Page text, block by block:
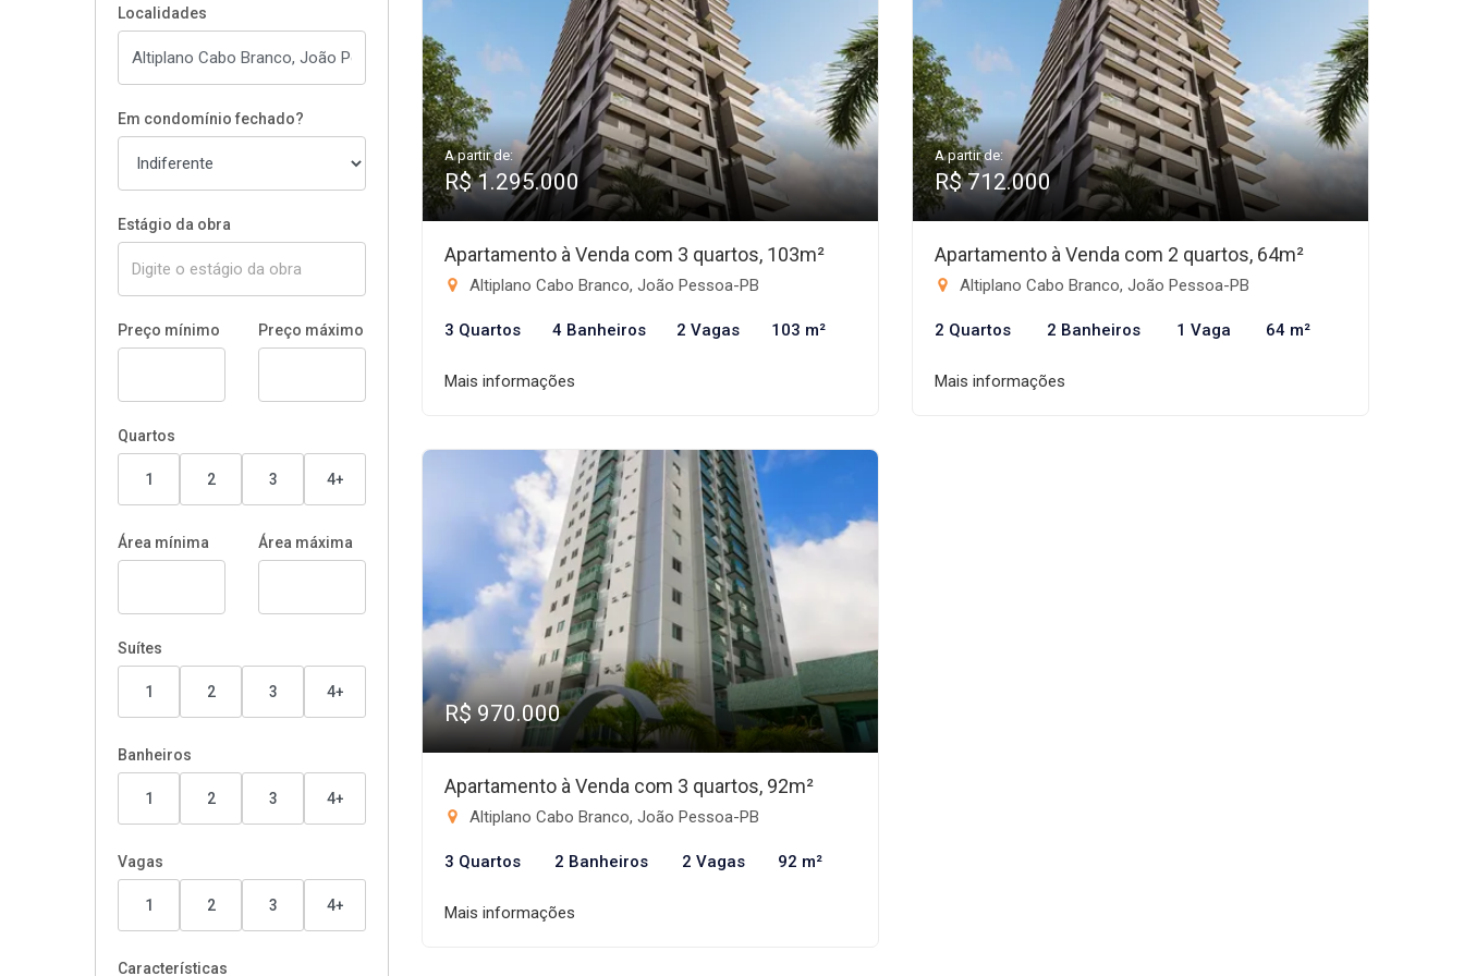
Localidades
Em condomínio fechado?
Estágio da obra
Preço mínimo Preço máximo
Quartos
1 2 3 4+
Área mínima Área máxima
Suítes
1 2 3 4+
Banheiros
1 2 3 4+
Vagas
1 2 3 4+
Características
A partir de:
R$ 1.295.000
Apartamento à Venda com 3 quartos, 103m²
Altiplano Cabo Branco, João Pessoa-PB
3 Quartos 4 Banheiros 2 Vagas 103 m²
Mais informações
A partir de:
R$ 712.000
Apartamento à Venda com 2 quartos, 64m²
Altiplano Cabo Branco, João Pessoa-PB
2 Quartos 2 Banheiros 1 Vaga 64 m²
Mais informações
R$ 970.000
Apartamento à Venda com 3 quartos, 92m²
Altiplano Cabo Branco, João Pessoa-PB
3 Quartos 2 Banheiros 2 Vagas 92 m²
Mais informações